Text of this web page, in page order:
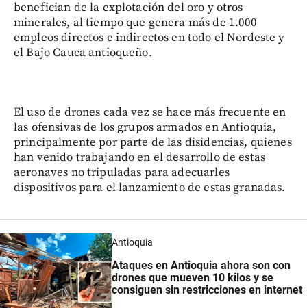
benefician de la explotación del oro y otros
minerales, al tiempo que genera más de 1.000
empleos directos e indirectos en todo el Nordeste y
el Bajo Cauca antioqueño.
El uso de drones cada vez se hace más frecuente en
las ofensivas de los grupos armados en Antioquia,
principalmente por parte de las disidencias, quienes
han venido trabajando en el desarrollo de estas
aeronaves no tripuladas para adecuarles
dispositivos para el lanzamiento de estas granadas.
Antioquia
Ataques en Antioquia ahora son con
drones que mueven 10 kilos y se
consiguen sin restricciones en internet